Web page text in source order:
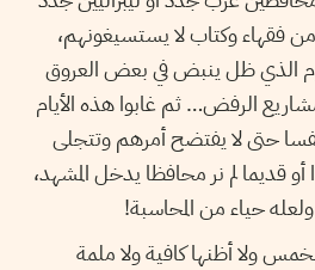
من فقهاء وكتاب لا يستسيغونهم،
الذي ظل ينبض في بعض العروق
الرفض… ثم غابوا هذه الأيام
حتى لا يفتضح أمرهم وتتجلى
أو قديما لم نر محافظا يدخل المشهد،
حياء من المحاسبة!
ولا أظنها كافية ولا ملمة